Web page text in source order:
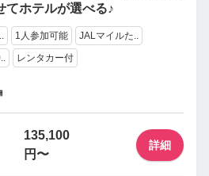
てホテルが選べる♪
1人参加可能
JALマイルた..
レンタカー付
135,100
円〜
詳細